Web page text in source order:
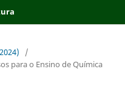
/
para o Ensino de Química